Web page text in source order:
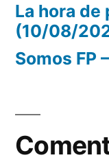
La hora de
(10/08/
Somos FP